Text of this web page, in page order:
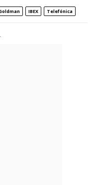
IBEX Telefónica